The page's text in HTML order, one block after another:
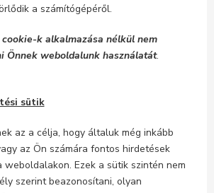
a számítógépéről.
cookie-k alkalmazása nélkül nem
Önnek weboldalunk használatát.
sütik
az a célja, hogy általuk még inkább
az Ön számára fontos hirdetések
weboldalakon. Ezek a sütik szintén nem
szerint beazonosítani, olyan